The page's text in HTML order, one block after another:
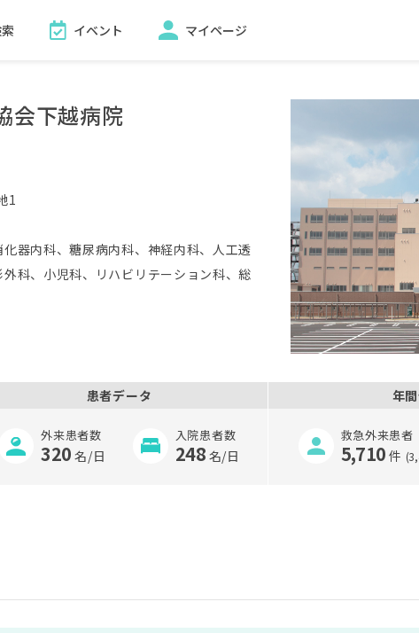
イベント マイページ
会下越病院
1
器内科、糖尿病内科、神経内科、人工透
科、小児科、リハビリテーション科、総
患者データ
外来患者数
320 名/日
入院患者数
248名/日
年
救急外来患者
5,710 件